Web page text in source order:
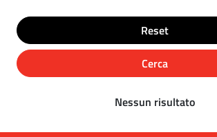
Nessun risultato
Reset
Cerca